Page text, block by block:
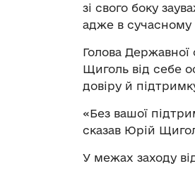
зі свого боку
адже в сучасному
Голова Державної
Щиголь від себе
довіру й
«Без вашої
сказав Юрій
У межах заходу